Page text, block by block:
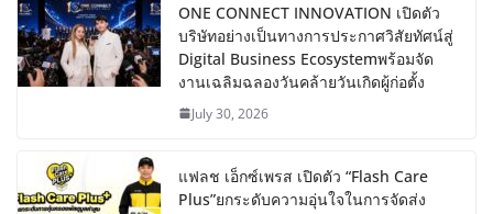
ONE CONNECT INNOVATION เปิดตัว
บริษัทอย่างเป็นทางการประกาศวิสัยทัศน์สู่
Digital Business Ecosystemพร้อมจัด
งานเฉลิมฉลองวันคล้ายวันเกิดผู้ก่อตั้ง
July 30, 2026
แฟลช เอ็กซ์เพรส เปิดตัว “Flash Care
Plus”ยกระดับความอุ่นใจในการจัดส่ง